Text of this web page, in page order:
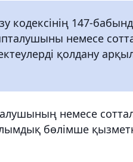
кодексінің 147-
немесе
қолдану
немесе
бөлімше